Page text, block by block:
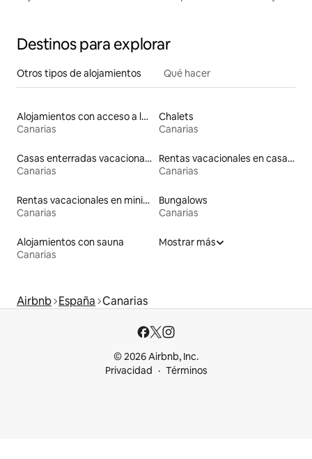
Destinos para explorar
Otros tipos de alojamientos Qué hacer
Alojamientos con acceso a la playa
Canarias
Chalets
Canarias
Casas enterradas vacacionales
Canarias
Rentas vacacionales en casas rodantes
Canarias
Rentas vacacionales en minicasas
Canarias
Bungalows
Canarias
Alojamientos con sauna
Canarias
Mostrar más
Airbnb España Canarias
© 2026 Airbnb, Inc.
Privacidad
Términos